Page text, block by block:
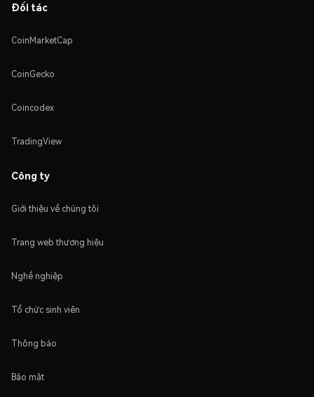
Đối tác
CoinMarketCap
CoinGecko
Coincodex
TradingView
Công ty
Giới thiệu về chúng tôi
Trang web thương hiệu
Nghề nghiệp
Tổ chức sinh viên
Thông báo
Bảo mật